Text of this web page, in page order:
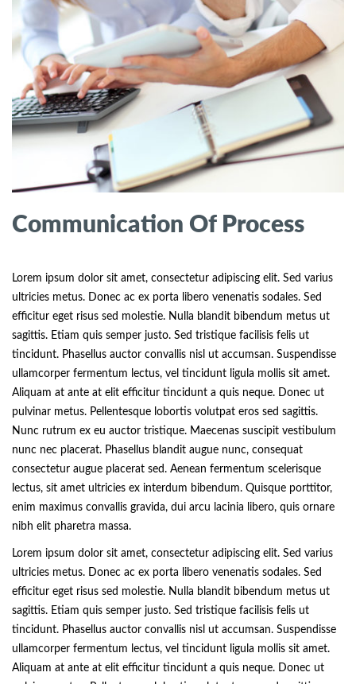
Communication Of Process
Lorem ipsum dolor sit amet, consectetur adipiscing elit. Sed varius
ultricies metus. Donec ac ex porta libero venenatis sodales. Sed
efficitur eget risus sed molestie. Nulla blandit bibendum metus ut
sagittis. Etiam quis semper justo. Sed tristique facilisis felis ut
tincidunt. Phasellus auctor convallis nisl ut accumsan. Suspendisse
ullamcorper fermentum lectus, vel tincidunt ligula mollis sit amet.
Aliquam at ante at elit efficitur tincidunt a quis neque. Donec ut
pulvinar metus. Pellentesque lobortis volutpat eros sed sagittis.
Nunc rutrum ex eu auctor tristique. Maecenas suscipit vestibulum
nunc nec placerat. Phasellus blandit augue nunc, consequat
consectetur augue placerat sed. Aenean fermentum scelerisque
lectus, sit amet ultricies ex interdum bibendum. Quisque porttitor,
enim maximus convallis gravida, dui arcu lacinia libero, quis ornare
nibh elit pharetra massa.
Lorem ipsum dolor sit amet, consectetur adipiscing elit. Sed varius
ultricies metus. Donec ac ex porta libero venenatis sodales. Sed
efficitur eget risus sed molestie. Nulla blandit bibendum metus ut
sagittis. Etiam quis semper justo. Sed tristique facilisis felis ut
tincidunt. Phasellus auctor convallis nisl ut accumsan. Suspendisse
ullamcorper fermentum lectus, vel tincidunt ligula mollis sit amet.
Aliquam at ante at elit efficitur tincidunt a quis neque. Donec ut